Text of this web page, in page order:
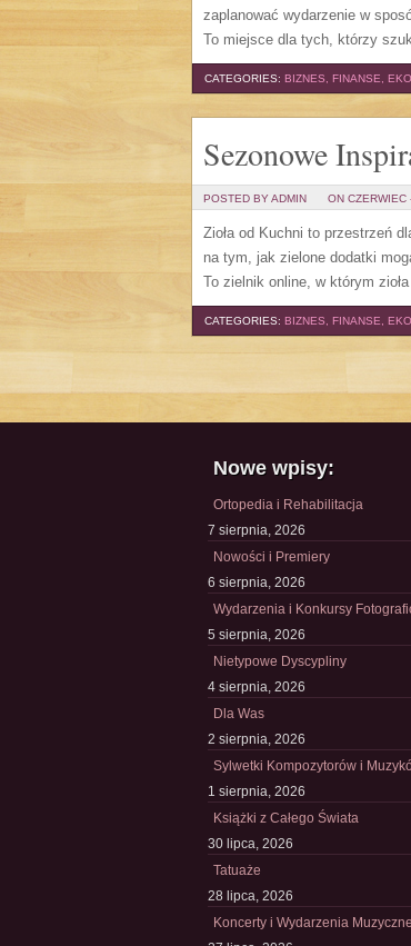
zaplanować wydarzenie w
To miejsce dla tych, którzy
CATEGORIES: BIZNES, FINANSE,
Sezonowe
POSTED BY ADMIN ON CZERWIEC
Zioła od Kuchni to przestrzeń
na tym, jak zielone dodatki
To zielnik online, w którym
CATEGORIES: BIZNES, FINANSE,
Nowe wpisy:
Ortopedia i Rehabilitacja
7 sierpnia, 2026
Nowości i Premiery
6 sierpnia, 2026
Wydarzenia i Konkursy
5 sierpnia, 2026
Nietypowe Dyscypliny
4 sierpnia, 2026
Dla Was
2 sierpnia, 2026
Sylwetki Kompozytorów i
1 sierpnia, 2026
Książki z Całego Świata
30 lipca, 2026
Tatuaże
28 lipca, 2026
Koncerty i Wydarzenia Muzyczne